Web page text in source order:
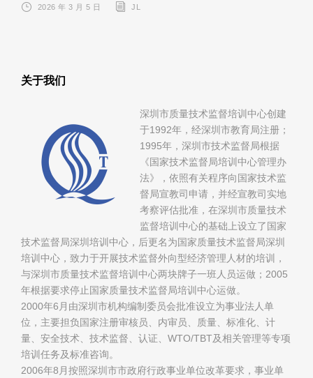
2026 年 3 月 5 日 JL
关于我们
深圳市质量技术监督培训中心创建
于1992年，经深圳市教育局注册；
1995年，深圳市技术监督局根据
《国家技术监督局培训中心管理办
法》，依照有关程序向国家技术监
督局宣教司申请，并经宣教司实地
考察评估批准，在深圳市质量技术
监督培训中心的基础上设立了国家
技术监督局深圳培训中心，后更名为国家质量技术监督局深圳
培训中心，致力于开展技术监督外向型经济管理人材的培训，
与深圳市质量技术监督培训中心两块牌子一班人员运做；2005
年根据要求停止国家质量技术监督局培训中心运做。
2000年6月由深圳市机构编制委员会批准设立为事业法人单
位，主要担负国家注册审核员、内审员、质量、标准化、计
量、安全技术、技术监督、认证、WTO/TBT及相关管理等专项
培训任务及标准咨询。
2006年8月按照深圳市市政府行政事业单位改革要求，事业单